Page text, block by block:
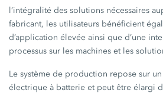
l’intégralité des solutions nécessaires
fabricant, les utilisateurs bénéficient
d’application élevée ainsi que d’une
processus sur les machines et les
Le système de production repose sur
électrique à batterie et peut être élargi